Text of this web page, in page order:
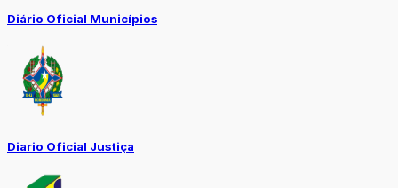
Diário Oficial Municípios
Diario Oficial Justiça